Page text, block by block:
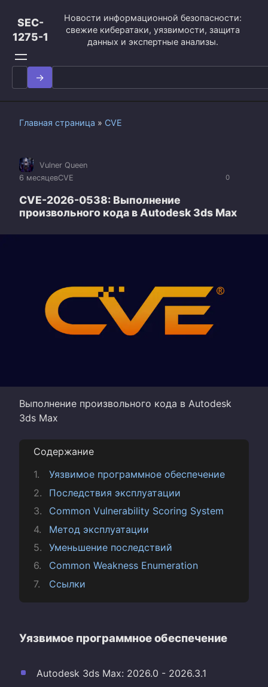
контенту
SEC-
1275-1
Новости информационной безопасности:
свежие кибератаки, уязвимости, защита
данных и экспертные анализы.
Search
for:
Главная страница » CVE
0
Vulner Queen
6 месяцевCVE
CVE-2026-0538: Выполнение
произвольного кода в Autodesk 3ds Max
Выполнение произвольного кода в Autodesk
3ds Max
Содержание
Уязвимое программное обеспечение
Последствия эксплуатации
Common Vulnerability Scoring System
Метод эксплуатации
Уменьшение последствий
Common Weakness Enumeration
Ссылки
Уязвимое программное обеспечение
Autodesk 3ds Max: 2026.0 - 2026.3.1